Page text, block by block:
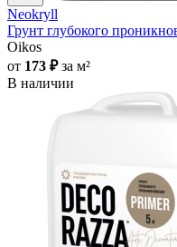
Neokryll
Грунт глубокого
Oikos
от 173 ₽за м²
В наличии